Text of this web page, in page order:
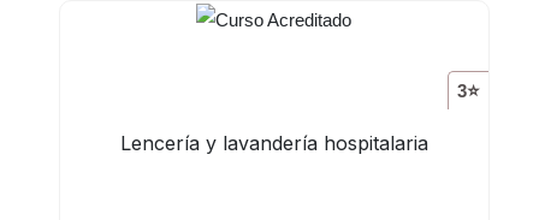
3⭐
Lencería y lavandería hospitalaria